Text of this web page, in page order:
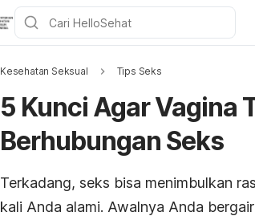
Kesehatan Seksual Tips Seks
5 Kunci Agar Vagina
Berhubungan Seks
Terkadang, seks bisa menimbulkan
kali Anda alami. Awalnya Anda